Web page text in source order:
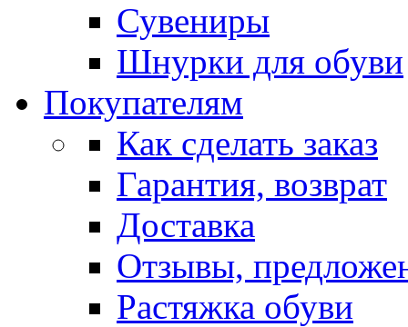
Сувениры
Шнурки для обуви
Покупателям
Как сделать заказ
Гарантия, возврат
Доставка
Отзывы,
Растяжка обуви